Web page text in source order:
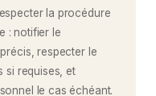
la procédure
: notifier le
respecter le
si requises, et
le cas échéant.